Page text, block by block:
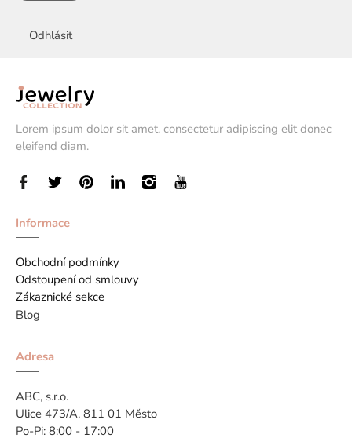
Odhlásit
Lorem ipsum dolor sit amet, consectetur adipiscing elit donec
eleifend diam.
Informace
Obchodní podmínky
Odstoupení od smlouvy
Zákaznické sekce
Blog
Adresa
ABC, s.r.o.
Ulice 473/A, 811 01 Město
Po-Pi: 8:00 - 17:00